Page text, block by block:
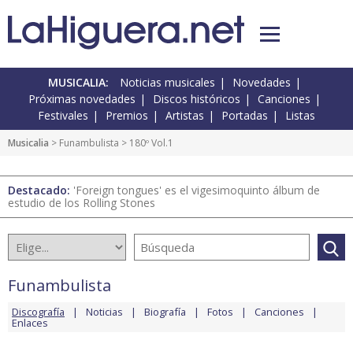
MUSICALIA: Noticias musicales
Novedades
Próximas novedades
Discos históricos
Canciones
Festivales
Premios Artistas Portadas Listas
Musicalia > Funambulista > 180º Vol.1
Destacado: 'Foreign tongues' es el vigesimoquinto álbum de
estudio de los Rolling Stones
Funambulista
Discografía Noticias Biografía Fotos Canciones
Enlaces